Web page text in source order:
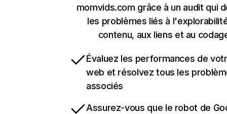
momvids.com grâce à un audit qui
les problèmes liés à
contenu, aux liens et au
Évaluez les performances de
web et résolvez tous les
associés
Assurez-vous que le robot de